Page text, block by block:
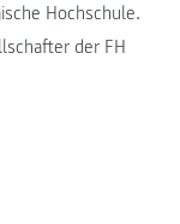
Hochschule.
der FH